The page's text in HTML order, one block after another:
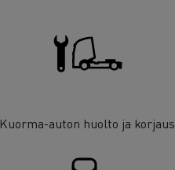
Kuorma-auton huolto ja korjaus